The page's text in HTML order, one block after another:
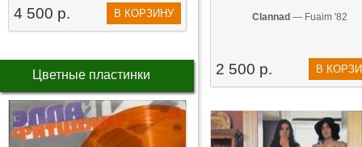
4 500 р. В КОРЗИНУ
Цветные пластинки
Clannad — Fuaim '82
2 500 р. В